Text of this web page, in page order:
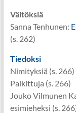
Väitöksiä
Sanna Tenhunen:
(s. 262)
Tiedoksi
Nimityksiä (s. 266)
Palkittuja (s. 266)
Jouko Vilmunen
esimieheksi (s.